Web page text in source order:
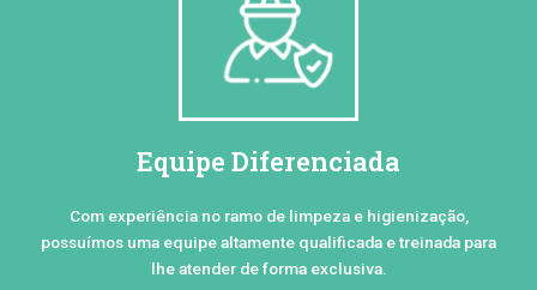
Equipe Diferenciada
Com experiência no ramo de limpeza e higienização,
possuímos uma equipe altamente qualificada e treinada para
lhe atender de forma exclusiva.